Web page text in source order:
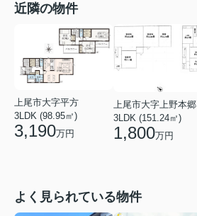
近隣の物件
上尾市大字平方
3LDK (98.95㎡)
3,190万円
上尾市大字上野本郷
3LDK (151.24㎡)
1,800万円
よく見られている物件